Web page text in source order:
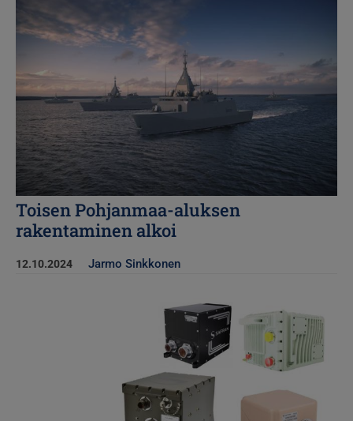
Toisen Pohjanmaa-aluksen
rakentaminen alkoi
12.10.2024 Jarmo Sinkkonen